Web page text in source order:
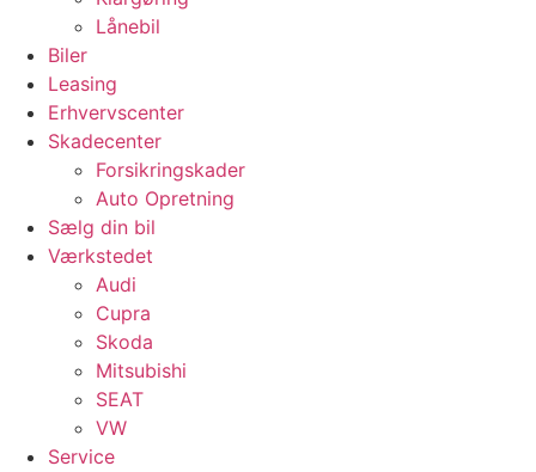
Lånebil
Biler
Leasing
Erhvervscenter
Skadecenter
Forsikringskader
Auto Opretning
Sælg din bil
Værkstedet
Audi
Cupra
Skoda
Mitsubishi
SEAT
VW
Service